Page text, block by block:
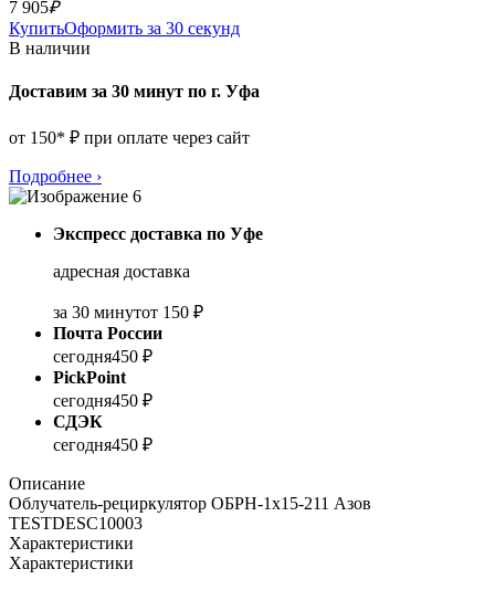
7 905₽
КупитьОформить за 30 секунд
В наличии
Доставим за 30 минут по г. Уфа
от 150* ₽ при оплате через сайт
Подробнее ›
Экспресс доставка по Уфе
адресная доставка
за 30 минутот 150 ₽
Почта России
сегодня450 ₽
PickPoint
сегодня450 ₽
СДЭК
сегодня450 ₽
Описание
Облучатель-рециркулятор ОБРН-1x15-211 Азов
TESTDESC10003
Характеристики
Характеристики